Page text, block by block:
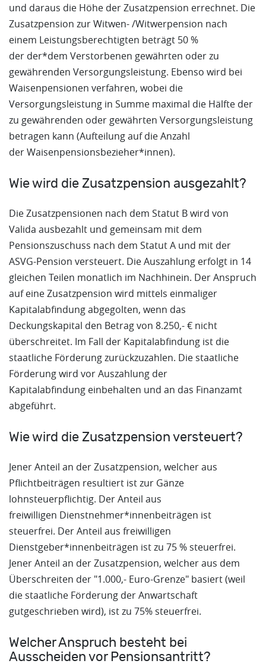
und daraus die Höhe der Zusatzpension errechnet. Die
Zusatzpension zur Witwen- /Witwerpension nach
einem Leistungsberechtigten beträgt 50 %
der der*dem Verstorbenen gewährten oder zu
gewährenden Versorgungsleistung. Ebenso wird bei
Waisenpensionen verfahren, wobei die
Versorgungsleistung in Summe maximal die Hälfte der
zu gewährenden oder gewährten Versorgungsleistung
betragen kann (Aufteilung auf die Anzahl
der Waisenpensionsbezieher*innen).
Wie wird die Zusatzpension ausgezahlt?
Die Zusatzpensionen nach dem Statut B wird von
Valida ausbezahlt und gemeinsam mit dem
Pensionszuschuss nach dem Statut A und mit der
ASVG-Pension versteuert. Die Auszahlung erfolgt in 14
gleichen Teilen monatlich im Nachhinein. Der Anspruch
auf eine Zusatzpension wird mittels einmaliger
Kapitalabfindung abgegolten, wenn das
Deckungskapital den Betrag von 8.250,- € nicht
überschreitet. Im Fall der Kapitalabfindung ist die
staatliche Förderung zurückzuzahlen. Die staatliche
Förderung wird vor Auszahlung der
Kapitalabfindung einbehalten und an das Finanzamt
abgeführt.
Wie wird die Zusatzpension versteuert?
Jener Anteil an der Zusatzpension, welcher aus
Pflichtbeiträgen resultiert ist zur Gänze
lohnsteuerpflichtig. Der Anteil aus
freiwilligen Dienstnehmer*innenbeiträgen ist
steuerfrei. Der Anteil aus freiwilligen
Dienstgeber*innenbeiträgen ist zu 75 % steuerfrei.
Jener Anteil an der Zusatzpension, welcher aus dem
Überschreiten der "1.000,- Euro-Grenze" basiert (weil
die staatliche Förderung der Anwartschaft
gutgeschrieben wird), ist zu 75% steuerfrei.
Welcher Anspruch besteht bei
Ausscheiden vor Pensionsantritt?